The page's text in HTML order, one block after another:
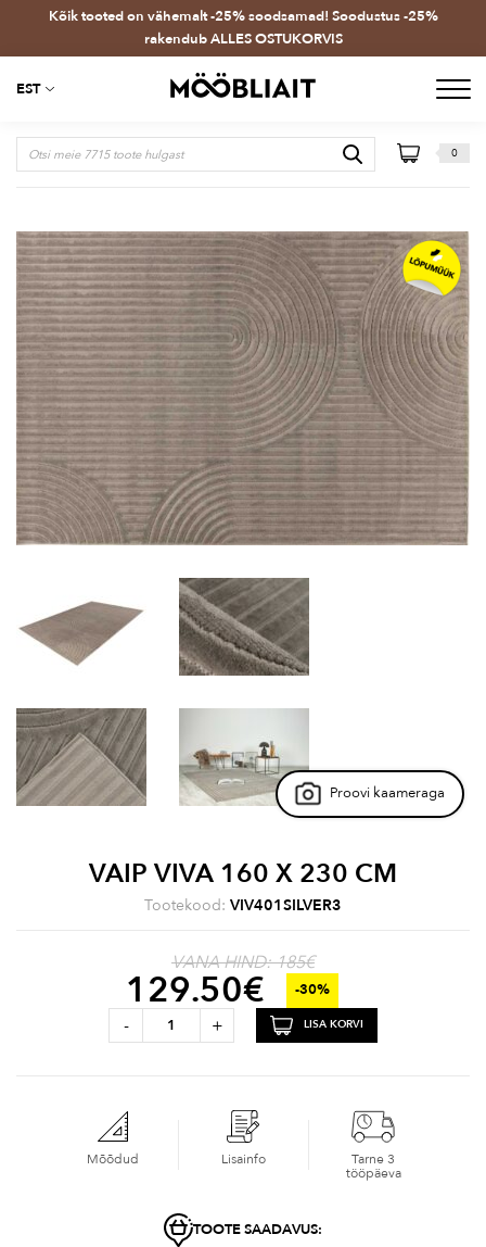
Kõik tooted on vähemalt -25% soodsamad! Soodustus -25%
rakendub ALLES OSTUKORVIS
EST
0
Proovi kaameraga
VAIP VIVA 160 X 230 CM
Tootekood: VIV401SILVER3
VANA HIND: 185€
129.50€ -30%
- + LISA KORVI
Mõõdud Lisainfo
Tarne 3
tööpäeva
TOOTE SAADAVUS: